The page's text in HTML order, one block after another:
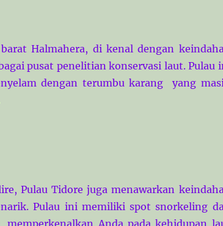
Halmahera, di kenal dengan
pusat penelitian konservasi laut. Pulau
dengan terumbu karang yang
Pulau Tidore juga menawarkan
Pulau ini memiliki spot snorkeling
memperkenalkan Anda pada kehidupan